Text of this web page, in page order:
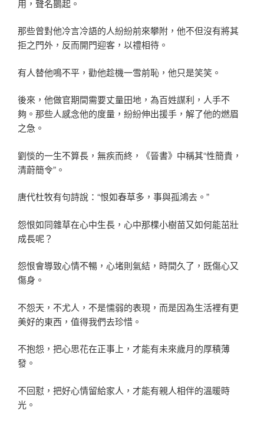
用，聲名鵲起。
那些曾對他冷言冷語的人紛紛前來攀附，他不但沒有將其
拒之門外，反而開門迎客，以禮相待。
有人替他鳴不平，勸他趁機一雪前恥，他只是笑笑。
後來，他做官期間需要丈量田地，為百姓謀利，人手不
夠。那些人感念他的度量，紛紛伸出援手，解了他的燃眉
之急。
劉惔的一生不算長，無疾而終，《晉書》中稱其“性簡貴，
清蔚簡令”。
唐代杜牧有句詩說：“恨如春草多，事與孤鴻去。”
怨恨如同雜草在心中生長，心中那棵小樹苗又如何能茁壯
成長呢？
怨恨會導致心情不暢，心堵則氣結，時間久了，既傷心又
傷身。
不怨天，不尤人，不是懦弱的表現，而是因為生活裡有更
美好的東西，值得我們去珍惜。
不抱怨，把心思花在正事上，才能有未來歲月的厚積薄
發。
不回懟，把好心情留給家人，才能有親人相伴的溫暖時
光。